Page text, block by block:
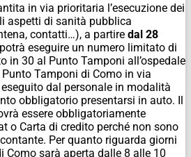
in via prioritaria l’esecuzione dei
aspetti di sanità pubblica
contatti…), a partire dal 28
eseguire un numero limitato di
in 30 al Punto Tamponi all’ospedale
Tamponi di Como in via
dal personale in modalità
obbligatorio presentarsi in auto. Il
essere obbligatoriamente
o Carta di credito perché non sono
Per quanto riguarda giorni
Como sarà aperta dalle 8 alle 10